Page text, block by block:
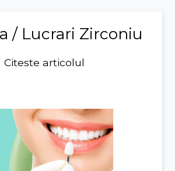
/ Lucrari Zirconiu
Citeste articolul